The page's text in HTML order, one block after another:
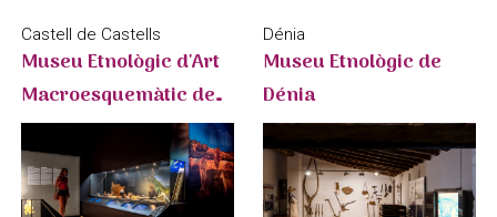
Castell de Castells
Museu Etnològic d'Art
Macroesquemàtic de
Petracos
Dénia
Museu Etnològic de
Dénia